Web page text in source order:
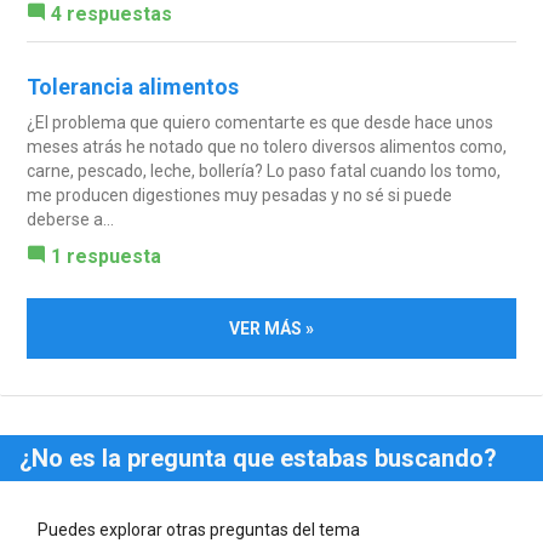
4 respuestas
Tolerancia alimentos
¿El problema que quiero comentarte es que desde hace unos
meses atrás he notado que no tolero diversos alimentos como,
carne, pescado, leche, bollería? Lo paso fatal cuando los tomo,
me producen digestiones muy pesadas y no sé si puede
deberse a...
1 respuesta
VER MÁS »
¿No es la pregunta que estabas buscando?
Puedes explorar otras preguntas del tema